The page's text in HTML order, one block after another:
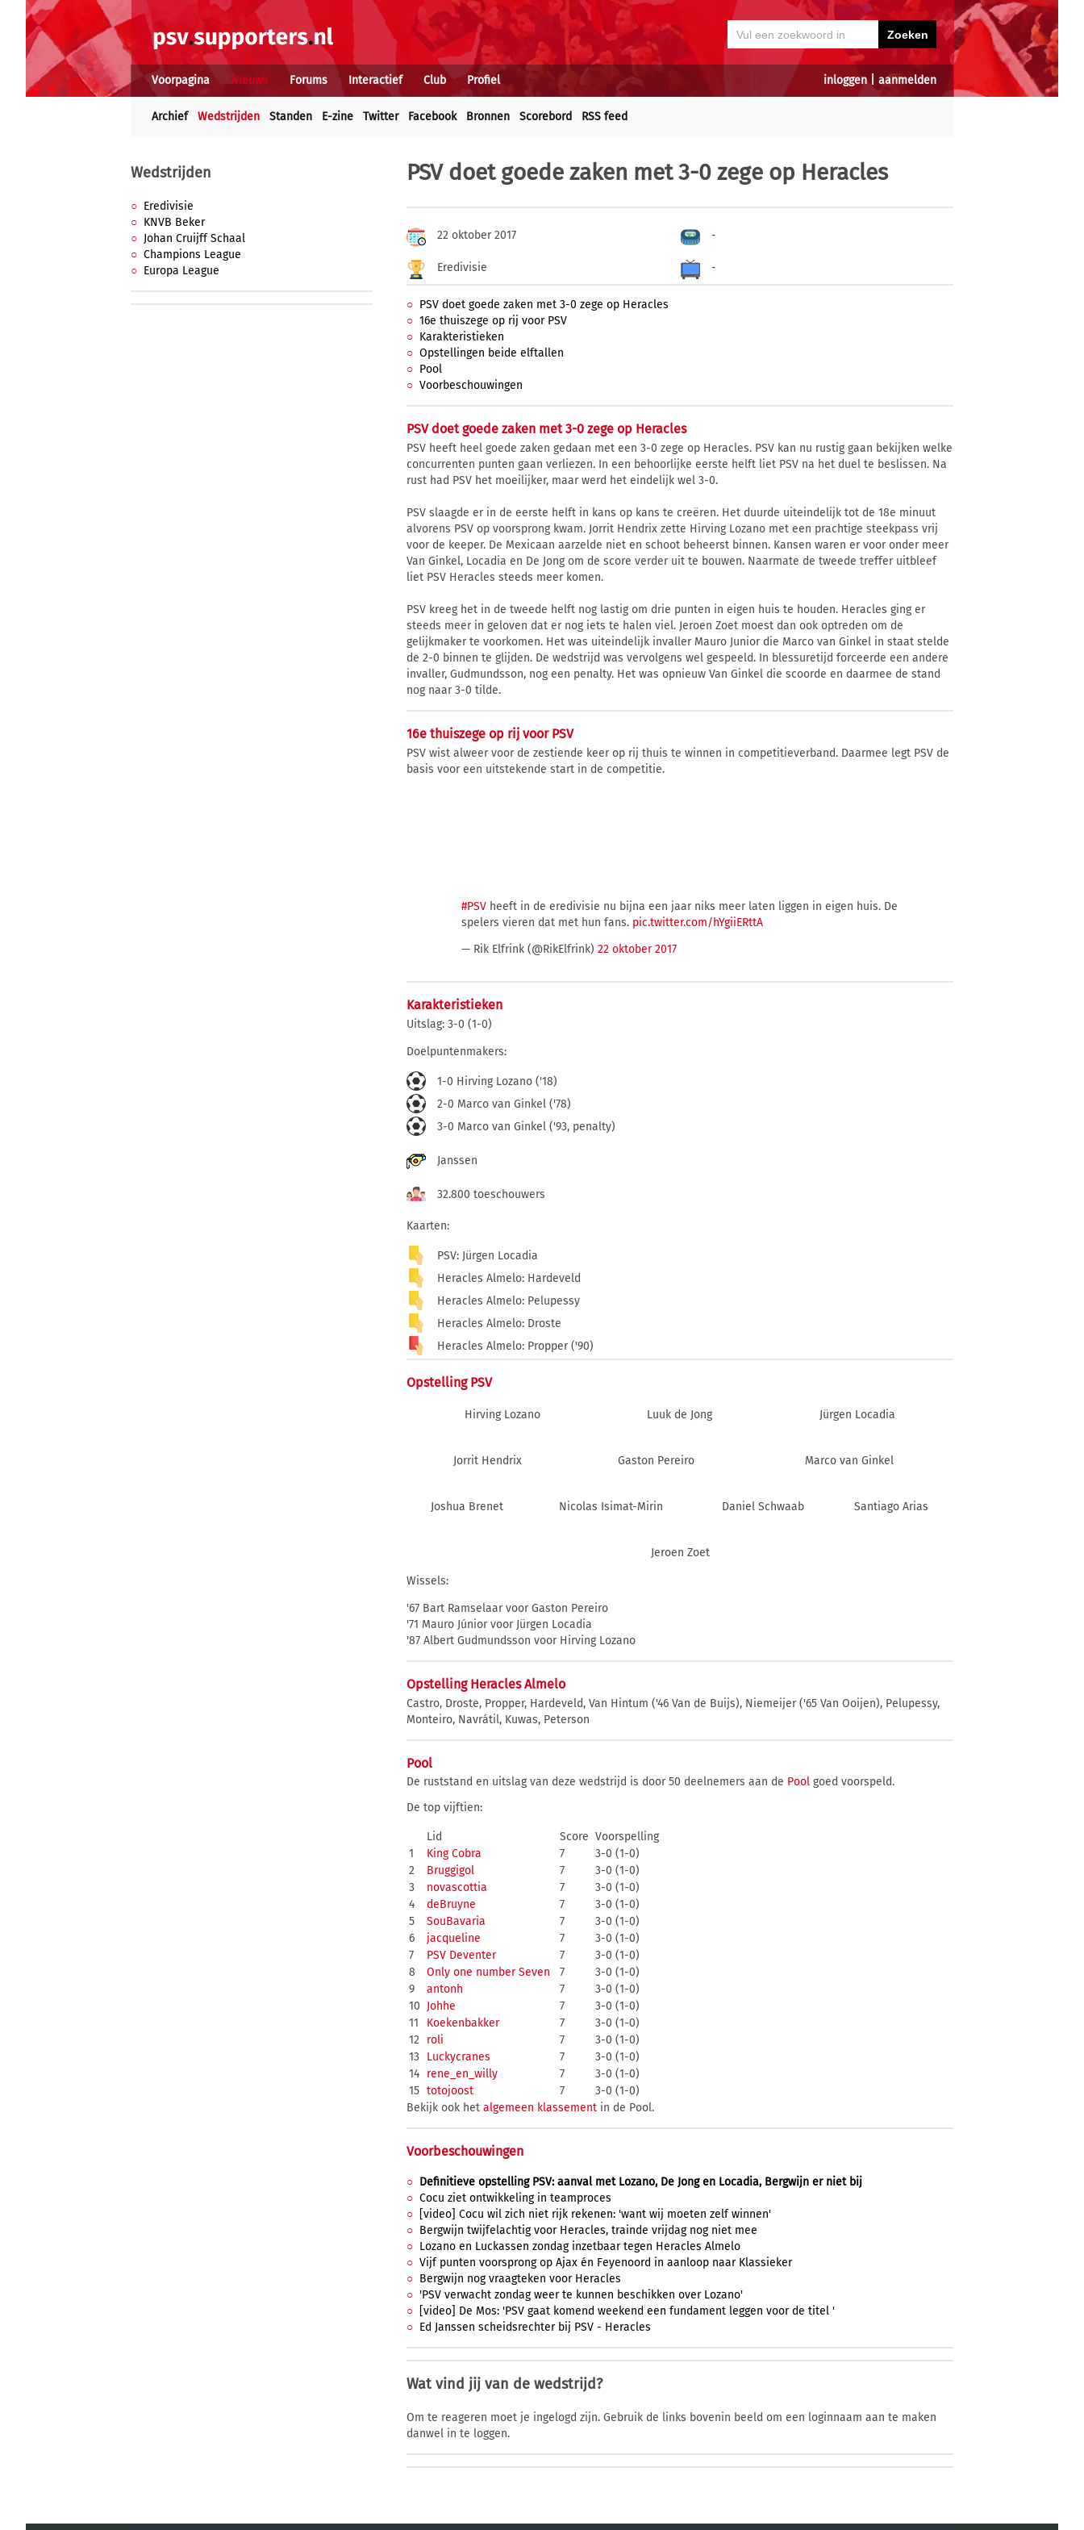
inloggen| aanmelden
Voorpagina Nieuws Forums Interactief Club Profiel
Archief Wedstrijden Standen E-zine Twitter Facebook Bronnen Scorebord RSS feed
Wedstrijden
Eredivisie
KNVB Beker
Johan Cruijff Schaal
Champions League
Europa League
PSV doet goede zaken met 3-0 zege op Heracles
22 oktober 2017 -
Eredivisie -
PSV doet goede zaken met 3-0 zege op Heracles
16e thuiszege op rij voor PSV
Karakteristieken
Opstellingen beide elftallen
Pool
Voorbeschouwingen
PSV doet goede zaken met 3-0 zege op Heracles
PSV heeft heel goede zaken gedaan met een 3-0 zege op Heracles. PSV kan nu rustig gaan bekijken welke
concurrenten punten gaan verliezen. In een behoorlijke eerste helft liet PSV na het duel te beslissen. Na
rust had PSV het moeilijker, maar werd het eindelijk wel 3-0.
PSV slaagde er in de eerste helft in kans op kans te creëren. Het duurde uiteindelijk tot de 18e minuut
alvorens PSV op voorsprong kwam. Jorrit Hendrix zette Hirving Lozano met een prachtige steekpass vrij
voor de keeper. De Mexicaan aarzelde niet en schoot beheerst binnen. Kansen waren er voor onder meer
Van Ginkel, Locadia en De Jong om de score verder uit te bouwen. Naarmate de tweede treffer uitbleef
liet PSV Heracles steeds meer komen.
PSV kreeg het in de tweede helft nog lastig om drie punten in eigen huis te houden. Heracles ging er
steeds meer in geloven dat er nog iets te halen viel. Jeroen Zoet moest dan ook optreden om de
gelijkmaker te voorkomen. Het was uiteindelijk invaller Mauro Junior die Marco van Ginkel in staat stelde
de 2-0 binnen te glijden. De wedstrijd was vervolgens wel gespeeld. In blessuretijd forceerde een andere
invaller, Gudmundsson, nog een penalty. Het was opnieuw Van Ginkel die scoorde en daarmee de stand
nog naar 3-0 tilde.
16e thuiszege op rij voor PSV
PSV wist alweer voor de zestiende keer op rij thuis te winnen in competitieverband. Daarmee legt PSV de
basis voor een uitstekende start in de competitie.
#PSVheeft in de eredivisie nu bijna een jaar niks meer laten liggen in eigen huis. De
spelers vieren dat met hun fans. pic.twitter.com/hYgiiERttA
— Rik Elfrink (@RikElfrink) 22 oktober 2017
Karakteristieken
Uitslag: 3-0 (1-0)
Doelpuntenmakers:
1-0 Hirving Lozano ('18)
2-0 Marco van Ginkel ('78)
3-0 Marco van Ginkel ('93, penalty)
Janssen
32.800 toeschouwers
Kaarten:
PSV: Jürgen Locadia
Heracles Almelo: Hardeveld
Heracles Almelo: Pelupessy
Heracles Almelo: Droste
Heracles Almelo: Propper ('90)
Opstelling PSV
Hirving Lozano Luuk de Jong Jürgen Locadia
Jorrit Hendrix Gaston Pereiro Marco van Ginkel
Joshua Brenet Nicolas Isimat-Mirin Daniel Schwaab Santiago Arias
Jeroen Zoet
Wissels:
'67 Bart Ramselaar voor Gaston Pereiro
'71 Mauro Júnior voor Jürgen Locadia
'87 Albert Gudmundsson voor Hirving Lozano
Opstelling Heracles Almelo
Castro, Droste, Propper, Hardeveld, Van Hintum ('46 Van de Buijs), Niemeijer ('65 Van Ooijen), Pelupessy,
Monteiro, Navrátil, Kuwas, Peterson
Pool
De ruststand en uitslag van deze wedstrijd is door 50 deelnemers aan de Pool goed voorspeld.
De top vijftien:
Lid Score Voorspelling
1
King Cobra 7
3-0 (1-0)
2
Bruggigol 7
3-0 (1-0)
3
novascottia 7
3-0 (1-0)
4
deBruyne 7
3-0 (1-0)
5
SouBavaria 7
3-0 (1-0)
6
jacqueline 7
3-0 (1-0)
7
PSV Deventer 7
3-0 (1-0)
8
Only one number Seven 7
3-0 (1-0)
9
antonh 7
3-0 (1-0)
10 Johhe 7
3-0 (1-0)
11
Koekenbakker 7
3-0 (1-0)
12 roli 7
3-0 (1-0)
13 Luckycranes 7
3-0 (1-0)
14 rene_en_willy 7
3-0 (1-0)
15 totojoost 7
3-0 (1-0)
Bekijk ook het algemeen klassement in de Pool.
Voorbeschouwingen
Definitieve opstelling PSV: aanval met Lozano, De Jong en Locadia, Bergwijn er niet bij
Cocu ziet ontwikkeling in teamproces
[video] Cocu wil zich niet rijk rekenen: 'want wij moeten zelf winnen'
Bergwijn twijfelachtig voor Heracles, trainde vrijdag nog niet mee
Lozano en Luckassen zondag inzetbaar tegen Heracles Almelo
Vijf punten voorsprong op Ajax én Feyenoord in aanloop naar Klassieker
Bergwijn nog vraagteken voor Heracles
'PSV verwacht zondag weer te kunnen beschikken over Lozano'
[video] De Mos: 'PSV gaat komend weekend een fundament leggen voor de titel '
Ed Janssen scheidsrechter bij PSV - Heracles
Wat vind jij van de wedstrijd?
Om te reageren moet je ingelogd zijn. Gebruik de links bovenin beeld om een loginnaam aan te maken
danwel in te loggen.